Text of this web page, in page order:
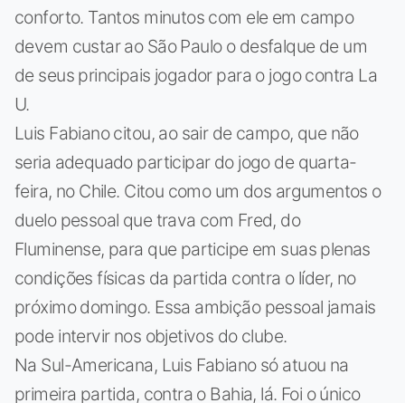
conforto. Tantos minutos com ele em campo
devem custar ao São Paulo o desfalque de um
de seus principais jogador para o jogo contra La
U.
Luis Fabiano citou, ao sair de campo, que não
seria adequado participar do jogo de quarta-
feira, no Chile. Citou como um dos argumentos o
duelo pessoal que trava com Fred, do
Fluminense, para que participe em suas plenas
condições físicas da partida contra o líder, no
próximo domingo. Essa ambição pessoal jamais
pode intervir nos objetivos do clube.
Na Sul-Americana, Luis Fabiano só atuou na
primeira partida, contra o Bahia, lá. Foi o único